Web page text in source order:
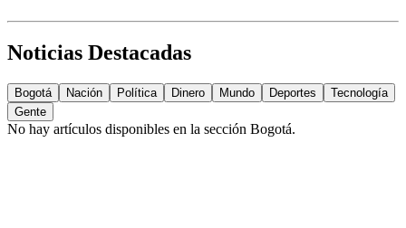
Noticias Destacadas
Bogotá Nación Política Dinero Mundo Deportes
Tecnología
Gente
No hay artículos disponibles en la sección Bogotá.